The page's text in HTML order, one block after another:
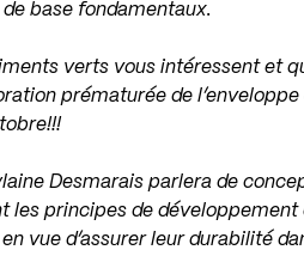
base fondamentaux.
verts vous intéressent et
prématurée de
Desmarais parlera de
les principes de
vue d’assurer leur durabilité